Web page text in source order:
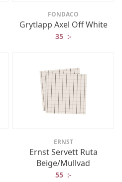
FONDACO
Grytlapp Axel Off White
35 :-
ERNST
Ernst Servett Ruta
Beige/Mullvad
55 :-